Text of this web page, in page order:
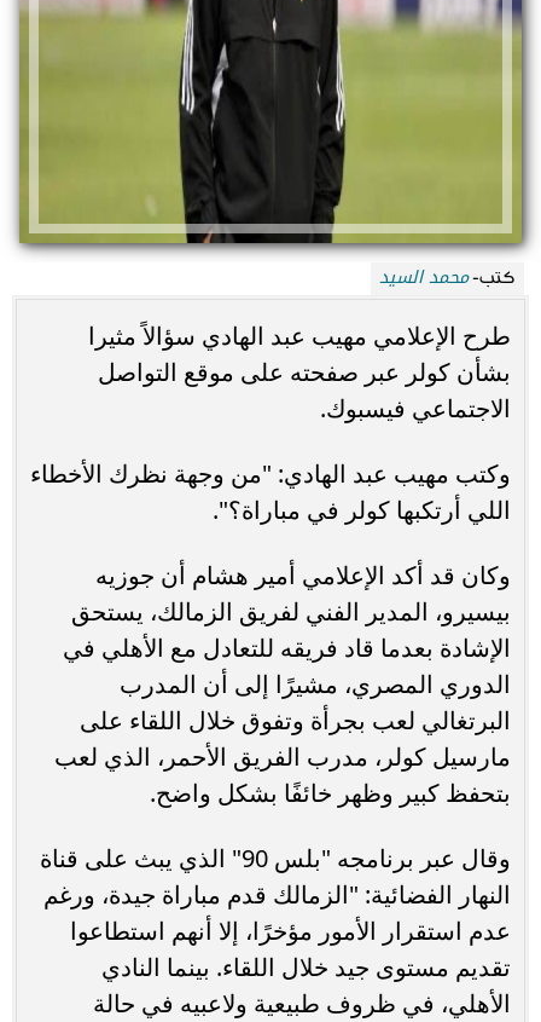
كتب-محمد السيد
طرح الإعلامي مهيب عبد الهادي سؤالاً مثيرا
بشأن كولر عبر صفحته على موقع التواصل
الاجتماعي فيسبوك.
وكتب مهيب عبد الهادي: "من وجهة نظرك الأخطاء
اللي أرتكبها كولر في مباراة؟".
وكان قد أكد الإعلامي أمير هشام أن جوزيه
بيسيرو، المدير الفني لفريق الزمالك، يستحق
الإشادة بعدما قاد فريقه للتعادل مع الأهلي في
الدوري المصري، مشيرًا إلى أن المدرب
البرتغالي لعب بجرأة وتفوق خلال اللقاء على
مارسيل كولر، مدرب الفريق الأحمر، الذي لعب
بتحفظ كبير وظهر خائفًا بشكل واضح.
وقال عبر برنامجه "بلس 90" الذي يبث على قناة
النهار الفضائية: "الزمالك قدم مباراة جيدة، ورغم
عدم استقرار الأمور مؤخرًا، إلا أنهم استطاعوا
تقديم مستوى جيد خلال اللقاء. بينما النادي
الأهلي، في ظروف طبيعية ولاعبيه في حالة